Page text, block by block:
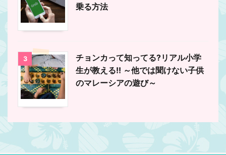
乗る方法
3
チョンカって知ってる?リアル小学
生が教える!! ～他では聞けない子供
のマレーシアの遊び～